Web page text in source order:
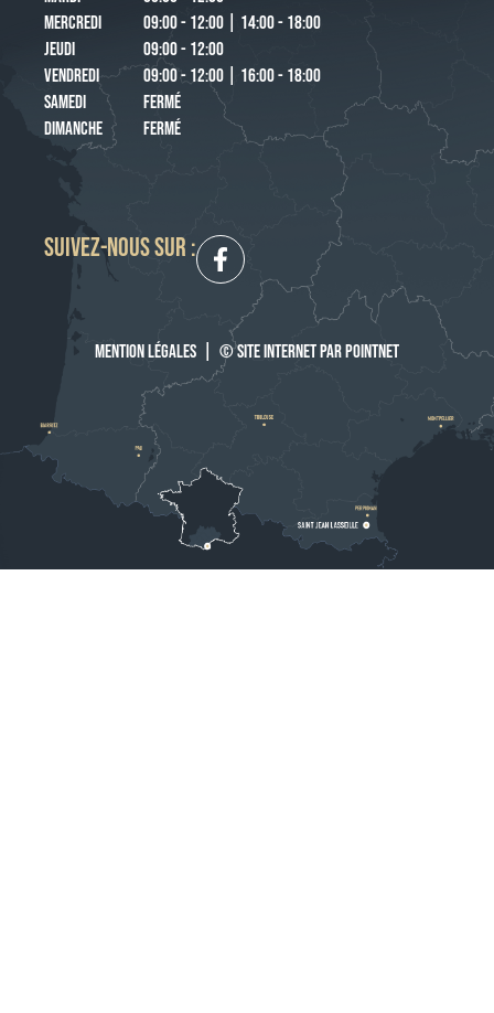
MERCREDI
09:00 - 12:00 | 14:00 - 18:00
JEUDI
09:00 - 12:00
VENDREDI
09:00 - 12:00 | 16:00 - 18:00
SAMEDI
FERMÉ
DIMANCHE
FERMÉ
SUIVEZ-NOUS SUR :
MENTION LÉGALES © SITE INTERNET PAR POINTNET